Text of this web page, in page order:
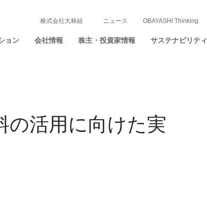
ョン 会社情報 株主・投資家情報 サステナビリティ
株式会社大林組 ニュース OBAYASHI Thinking
の活用に向けた実